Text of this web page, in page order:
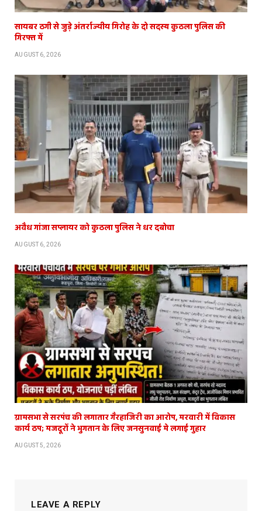
सायबर ठगी से जुड़े अंतर्राज्यीय गिरोह के दो सदस्य कुठला पुलिस की
गिरफ्त में
AUGUST 6, 2026
अवैध गांजा सप्लायर को कुठला पुलिस ने धर दबोचा
AUGUST 6, 2026
ग्रामसभा से सरपंच की लगातार गैरहाजिरी का आरोप, मरवारी में विकास
कार्य ठप; मजदूरों ने भुगतान के लिए जनसुनवाई मे लगाई गुहार
AUGUST 5, 2026
LEAVE A REPLY